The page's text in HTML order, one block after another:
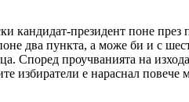
кандидат-президент поне през
два пункта, а може би и с
Според проучванията на
избиратели е нараснал повече